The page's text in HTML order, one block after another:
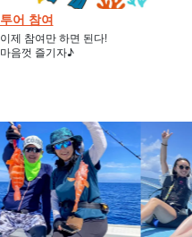
투어 참여
이제 참여만 하면 된다!
마음껏 즐기자♪